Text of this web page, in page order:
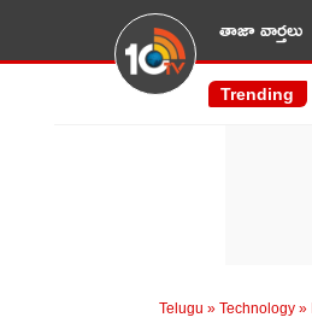
తాజా వార్తలు
Trending
Telugu » Technology »